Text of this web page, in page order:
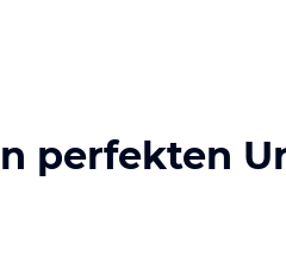
perfekten